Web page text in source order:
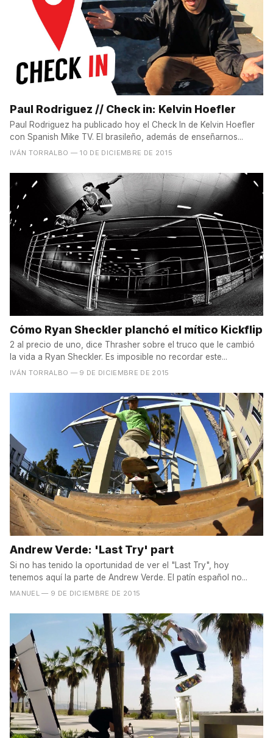
Paul Rodriguez // Check in: Kelvin Hoefler
Paul Rodriguez ha publicado hoy el Check In de Kelvin Hoefler
con Spanish Mike TV. El brasileño, además de enseñarnos...
IVÁN TORRALBO — 10 DE DICIEMBRE DE 2015
Cómo Ryan Sheckler planchó el mítico Kickflip
2 al precio de uno, dice Thrasher sobre el truco que le cambió
la vida a Ryan Sheckler. Es imposible no recordar este...
IVÁN TORRALBO — 9 DE DICIEMBRE DE 2015
Andrew Verde: 'Last Try' part
Si no has tenido la oportunidad de ver el "Last Try", hoy
tenemos aquí la parte de Andrew Verde. El patín español no...
MANUEL — 9 DE DICIEMBRE DE 2015